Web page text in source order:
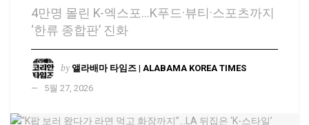
4만명 몰린 K-엑스포…K푸드·뷰티·스포츠까지
‘한류 종합판’ 진화
by 앨라배마 타임즈 | ALABAMA KOREA TIMES
5월 27, 2026